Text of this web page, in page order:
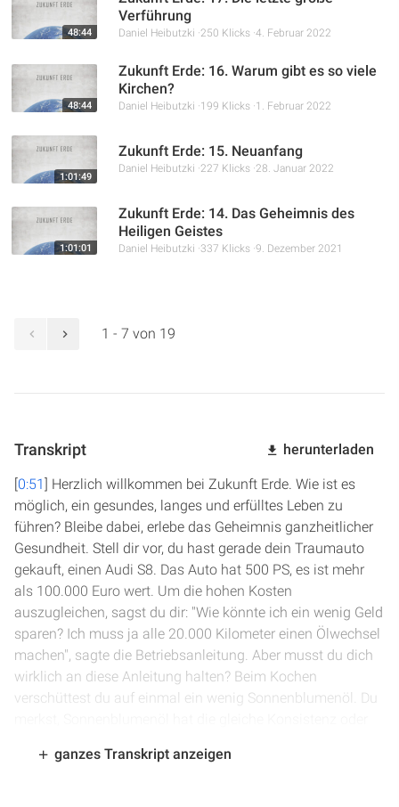
48:44
Verführung
Daniel Heibutzki 250 Klicks 4. Februar 2022
48:44
Zukunft Erde: 16. Warum gibt es so viele
Kirchen?
Daniel Heibutzki 199 Klicks 1. Februar 2022
1:01:49
Zukunft Erde: 15. Neuanfang
Daniel Heibutzki 227 Klicks 28. Januar 2022
1:01:01
Zukunft Erde: 14. Das Geheimnis des
Heiligen Geistes
Daniel Heibutzki 337 Klicks 9. Dezember 2021
1 - 7 von 19
Transkript herunterladen
[0:51] Herzlich willkommen bei Zukunft Erde. Wie ist es
möglich, ein gesundes, langes und erfülltes Leben zu
führen? Bleibe dabei, erlebe das Geheimnis ganzheitlicher
Gesundheit. Stell dir vor, du hast gerade dein Traumauto
gekauft, einen Audi S8. Das Auto hat 500 PS, es ist mehr
als 100.000 Euro wert. Um die hohen Kosten
auszugleichen, sagst du dir: "Wie könnte ich ein wenig Geld
sparen? Ich muss ja alle 20.000 Kilometer einen Ölwechsel
machen", sagte die Betriebsanleitung. Aber musst du dich
wirklich an diese Anleitung halten? Beim Kochen
verschüttest du auf einmal ein wenig Sonnenblumenöl. Du
Kilometer werde ich jetzt ein wenig Sonnenblumenöl
ganzes Transkript anzeigen